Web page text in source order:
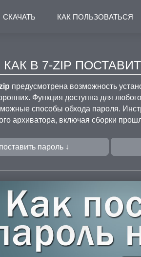
СКАЧАТЬ КАК ПОЛЬЗОВАТЬСЯ
КАК В 7-ZIP
предусмотрена возможность
Функция доступна для
способы обхода пароля.
архиватора, включая сборки
пароль ↓